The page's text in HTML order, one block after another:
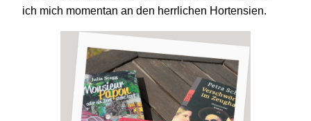
ich mich momentan an den herrlichen Hortensien.